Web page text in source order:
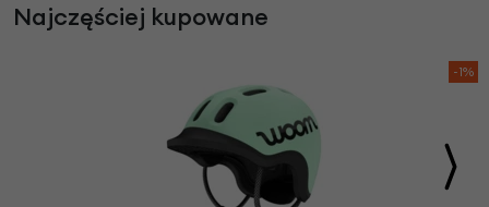
Najczęściej kupowane
-1%